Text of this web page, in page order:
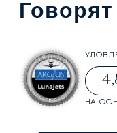
НА